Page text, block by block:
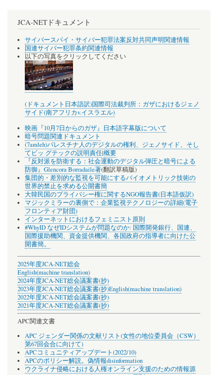
JCA-NETドキュメント
サイバースパイ・サイバー犯罪法案反対共同声明関連情報
国連サイバー犯罪条約関連情報
以下の写真をクリックしてください
(ドキュメント日本語訳)国際司法裁判所：ガザにおけるジェノ
サイド(南アフリカv.イスラエル)
映画『10月7日からのガザ』日本語字幕版について
暗号問題関連ドキュメント
(7amleh)パレスチナ人のデジタルの権利、ジェノサイド、そし
てビッ グテックの説明責任|概要
『反対派を防衛する：社会運動のデジタル弾圧と暗号による
防御』Glencora Borradaile著(翻訳草稿版)
集団的・差別的な監視を可能にするバイオメトリック技術の
世界的禁止を求める公開書簡
大韓民国のプライバシー権に関するNGO報告書(日本語仮訳)
マジックミラーの裏側で：企業監視テクノロジーの詳細(電子
フロンティア財団)
インターネットにおけるフェミニスト原則
#WhyID なぜIDシステムが問題なのか: 国際開発銀行、国連、
国際援助機関、資金提供機関、各国政府の指導者に向けた公
開書簡。
2025年度JCA-NET総会
English(machine translation)
2024年度JCA-NET総会議案書(抄)
2023年度JCA-NET総会議案書(抄)English(machine translation)
2022年度JCA-NET総会議案書(抄)
2021年度JCA-NET総会議案書(抄)
APC関連文書
APC ジェンダー関係の文献リスト(女性の地位委員会（CSW）
第67回会合に向けて)
APCコミュニティアップデート(2022/10)
APCのポリシー解説。偽情報disinformation
ウクライナ侵略における人権オンライン支援のための情報源